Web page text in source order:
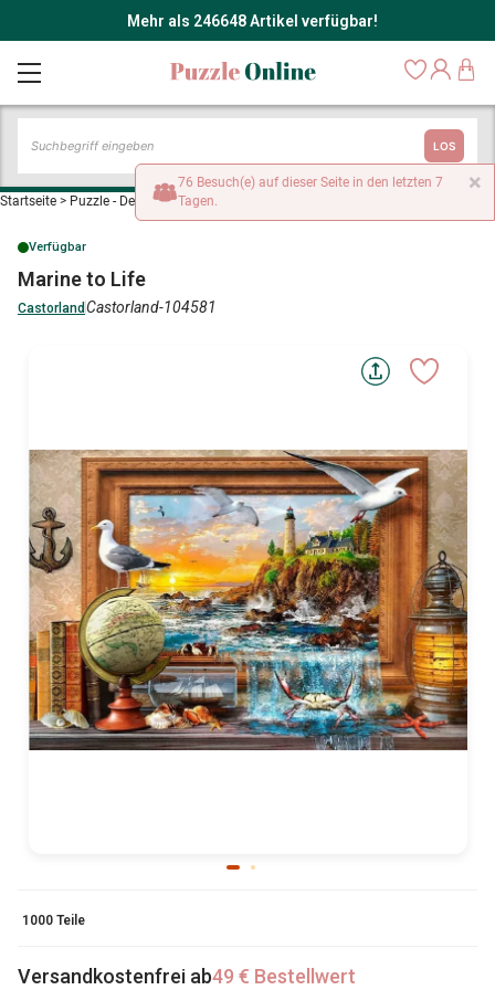
Mehr als 246648 Artikel verfügbar!
LOS
Startseite > Puzzle - Dekoration und Objekte
Verfügbar
Marine to Life
Castorland Castorland-104581
1000 Teile
Versandkostenfrei ab49 € Bestellwert
×
76 Besuch(e) auf dieser Seite in den letzten 7
Tagen.